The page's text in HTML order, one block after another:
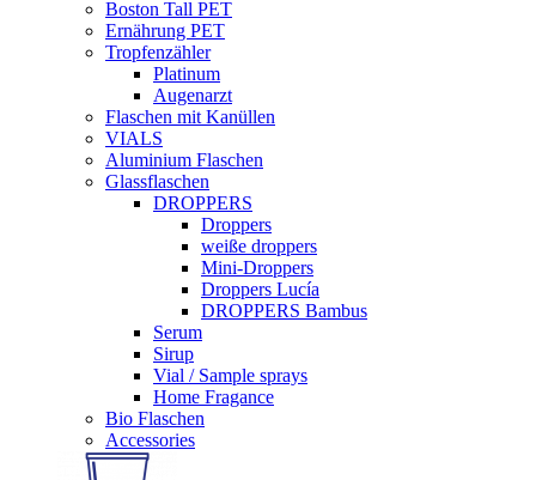
Boston Tall PET
Ernährung PET
Tropfenzähler
Platinum
Augenarzt
Flaschen mit Kanüllen
VIALS
Aluminium Flaschen
Glassflaschen
DROPPERS
Droppers
weiße droppers
Mini-Droppers
Droppers Lucía
DROPPERS Bambus
Serum
Sirup
Vial / Sample sprays
Home Fragance
Bio Flaschen
Accessories